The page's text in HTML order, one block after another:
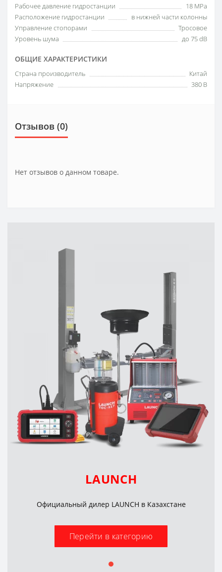
Рабочее давление гидростанции
18 MPa
Расположение гидростанции
в нижней части колонны
Управление стопорами
Тросовое
Уровень шума
до 75 dB
ОБЩИЕ ХАРАКТЕРИСТИКИ
Страна производитель
Китай
Напряжение
380 В
Отзывов (0)
Нет отзывов о данном товаре.
LAUNCH
Официальный дилер LAUNCH в Казахстане
Перейти в категорию